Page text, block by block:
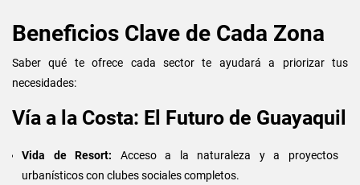
Beneficios Clave de Cada Zona
Saber qué te ofrece cada sector te ayudará a priorizar tus
necesidades:
Vía a la Costa: El Futuro de Guayaquil
Vida de Resort: Acceso a la naturaleza y a proyectos
urbanísticos con clubes sociales completos.